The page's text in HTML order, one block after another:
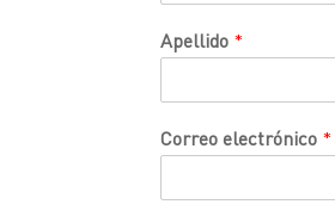
Apellido *
Correo electrónico *